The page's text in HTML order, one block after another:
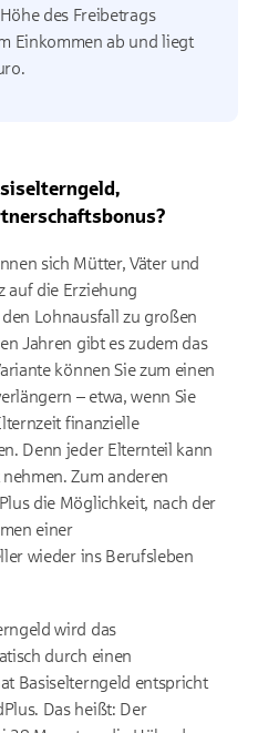
des Freibetrags
Einkommen ab und liegt
sich Mütter, Väter und
auf die Erziehung
Lohnausfall zu großen
Jahren gibt es zudem das
können Sie zum einen
– etwa, wenn Sie
finanzielle
Denn jeder Elternteil kann
Zum anderen
die Möglichkeit, nach der
einer
wieder ins Berufsleben
wird das
durch einen
Basiselterngeld entspricht
Das heißt: Der